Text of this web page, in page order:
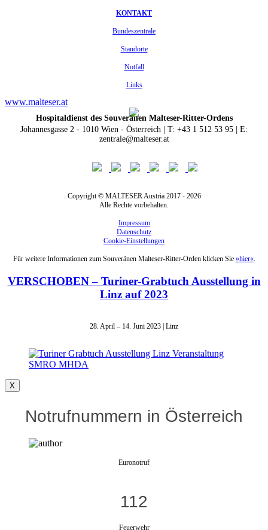
KONTAKT
Bundeszentrale
Standorte
Notfall
Links
www.malteser.at
Hospitaldienst des Souveränen Malteser-Ritter-Ordens
Johannesgasse 2 - 1010 Wien - Österreich | T: +43 1 512 53 95 | E:
zentrale@malteser.at
Copyright © MALTESER Austria 2017 - 2026
Alle Rechte vorbehalten.
Impressum
Datenschutz
Cookie-Einstellungen
Für weitere Informationen zum Souveränen Malteser-Ritter-Orden klicken Sie »hier«.
VERSCHOBEN – Turiner-Grabtuch Ausstellung in
Linz auf 2023
28. April – 14. Juni 2023 | Linz
X
Notrufnummern in Österreich
Euronotruf
112
Feuerwehr